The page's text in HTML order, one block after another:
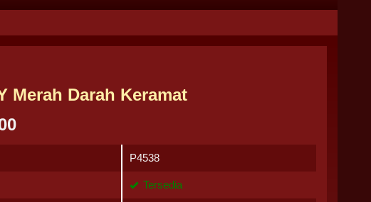
Merah Darah Keramat
P4538
Tersedia